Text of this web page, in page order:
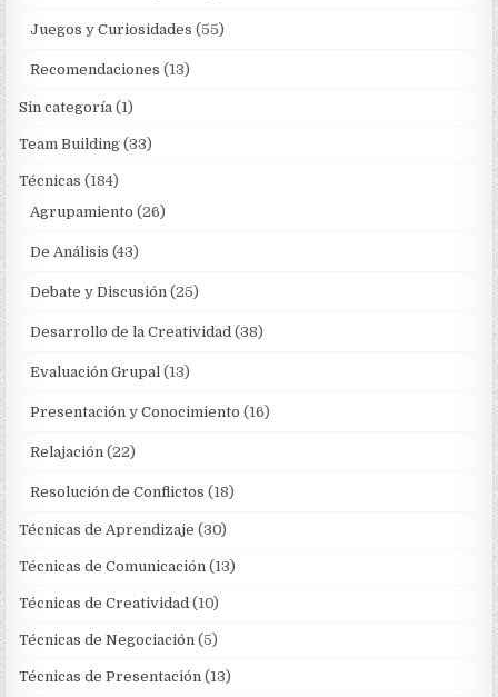
Juegos y Curiosidades (55)
Recomendaciones (13)
Sin categoría (1)
Team Building (33)
Técnicas (184)
Agrupamiento (26)
De Análisis (43)
Debate y Discusión (25)
Desarrollo de la Creatividad (38)
Evaluación Grupal (13)
Presentación y Conocimiento (16)
Relajación (22)
Resolución de Conflictos (18)
Técnicas de Aprendizaje (30)
Técnicas de Comunicación (13)
Técnicas de Creatividad (10)
Técnicas de Negociación (5)
Técnicas de Presentación (13)